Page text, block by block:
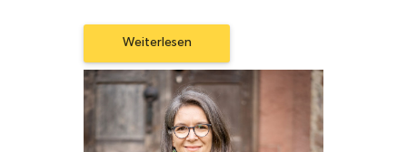
Weiterlesen